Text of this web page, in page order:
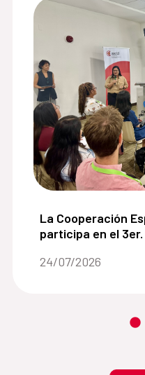
de cooperación con
La Cooperación
La Cooperación
participa en el
soluciones
Date of the news::
24/07/2026